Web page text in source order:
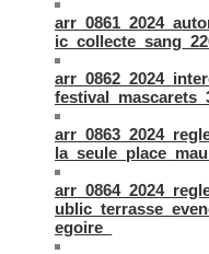
egoire_